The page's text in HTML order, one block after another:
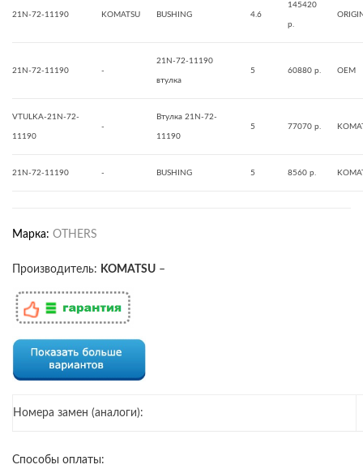
21N-72-11190 KOMATSU BUSHING 4.6
145420
р.
21N-72-11190 -
21N-72-11190
втулка
5 60880 р. OEM
VTULKA-21N-72-
11190
-
Втулка 21N-72-
11190
5 77070 р.
21N-72-11190 - BUSHING 5 8560 р.
Марка: OTHERS
Производитель: KOMATSU –
Номера замен (аналоги):
Способы оплаты: